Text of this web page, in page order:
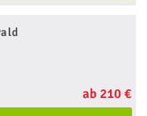
ab 210 €